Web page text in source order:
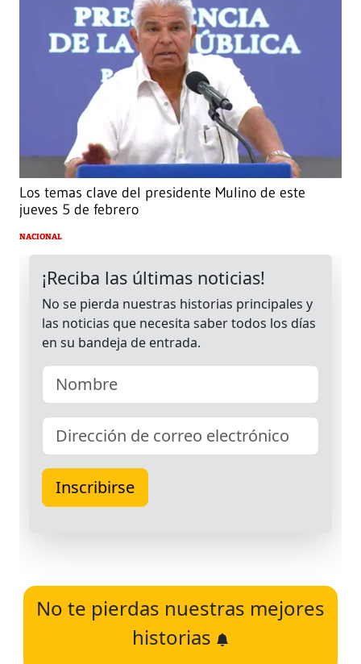
Los temas clave del presidente Mulino de este
jueves 5 de febrero
NACIONAL
No te pierdas nuestras mejores
historias